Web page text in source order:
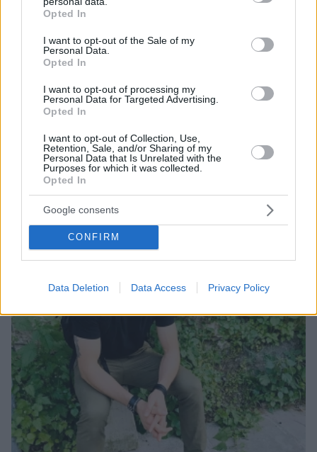
grant or deny consent to Google and its third-party tags to
use your data for below specified purposes in below Google
consent section.
Opted In
I want to opt-out of the Sale of my
Personal Data.
Opted In
I want to opt-out of processing my
Personal Data for Targeted Advertising.
Opted In
I want to opt-out of Collection, Use,
Retention, Sale, and/or Sharing of my
Personal Data that Is Unrelated with the
Purposes for which it was collected.
Opted In
Google consents
CONFIRM
Data Deletion Data Access Privacy Policy
«Τα έχω χάσει όλα»: Συντετριμμένος ο πατέρας
και σύζυγος των θυμάτων στο τροχαίο στις
Σέρρες
07.08.2026, 14:57